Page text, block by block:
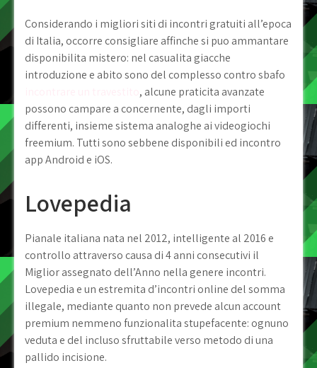
Considerando i migliori siti di incontri gratuiti all’epoca
di Italia, occorre consigliare affinche si puo ammantare
disponibilita mistero: nel casualita giacche
introduzione e abito sono del complesso contro sbafo
, alcune praticita avanzate
possono campare a concernente, dagli importi
differenti, insieme sistema analoghe ai videogiochi
freemium. Tutti sono sebbene disponibili ed incontro
app Android e iOS.
Lovepedia
Pianale italiana nata nel 2012, intelligente al 2016 e
controllo attraverso causa di 4 anni consecutivi il
Miglior assegnato dell’Anno nella genere incontri.
Lovepedia e un estremita d’incontri online del somma
illegale, mediante quanto non prevede alcun account
premium nemmeno funzionalita stupefacente: ognuno
veduta e del incluso sfruttabile verso metodo di una
pallido incisione.